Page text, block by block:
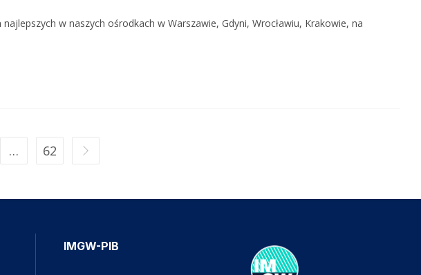
w naszych ośrodkach w Warszawie, Gdyni, Wrocławiu, Krakowie, na
… 62
IMGW-PIB